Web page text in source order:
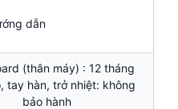
dẫn
(thân máy) : 12 tháng
tay hàn, trở nhiệt: không
bảo hành